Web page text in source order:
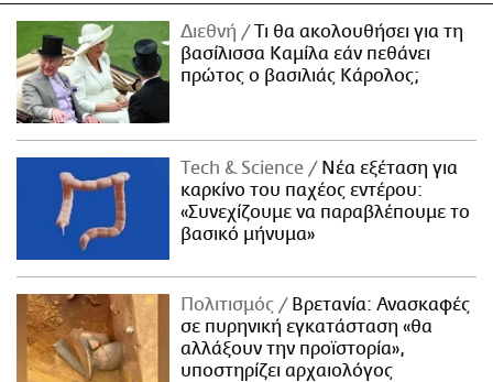
Διεθνή
Τι θα ακολουθήσει για τη
βασίλισσα Καμίλα εάν πεθάνει
πρώτος ο βασιλιάς Κάρολος;
Τech & Science
Νέα εξέταση για
καρκίνο του παχέος εντέρου:
«Συνεχίζουμε να παραβλέπουμε το
βασικό μήνυμα»
Πολιτισμός
Βρετανία: Ανασκαφές
σε πυρηνική εγκατάσταση «θα
αλλάξουν την προϊστορία»,
υποστηρίζει αρχαιολόγος